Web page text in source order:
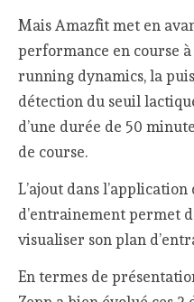
Mais Amazfit met en
performance en course
running dynamics, la
détection du seuil
d’une durée de 50
de course.
L’ajout dans
d’entrainement permet
visualiser son plan
En termes de